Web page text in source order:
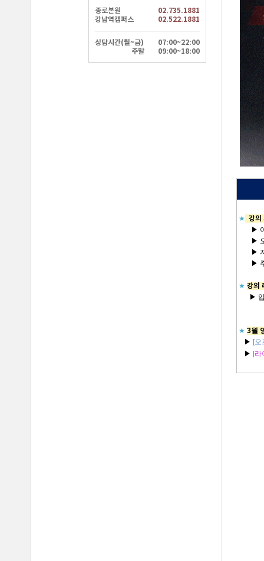
종로본원
02.735.1881
강남역캠퍼스
02.522.1881
상담시간(월~금)
07:00~22:00
주말
09:00~18:00